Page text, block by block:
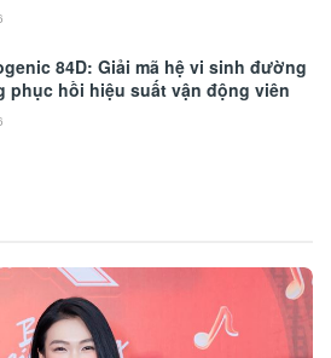
84D: Giải mã hệ vi sinh đường
phục hồi hiệu suất vận động viên